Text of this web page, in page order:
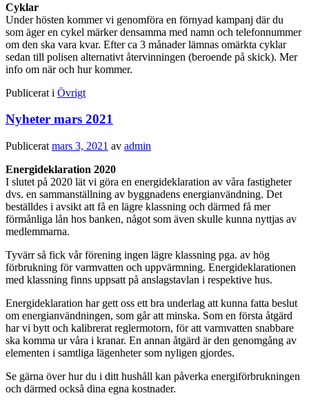
Cyklar
Under hösten kommer vi genomföra en förnyad kampanj där du
som äger en cykel märker densamma med namn och telefonnummer
om den ska vara kvar. Efter ca 3 månader lämnas omärkta cyklar
sedan till polisen alternativt återvinningen (beroende på skick). Mer
info om när och hur kommer.
Publicerat i Övrigt
Nyheter mars 2021
Publicerat mars 3, 2021 av admin
Energideklaration 2020
I slutet på 2020 lät vi göra en energideklaration av våra fastigheter
dvs. en sammanställning av byggnadens energianvändning. Det
beställdes i avsikt att få en lägre klassning och därmed få mer
förmånliga lån hos banken, något som även skulle kunna nyttjas av
medlemmarna.
Tyvärr så fick vår förening ingen lägre klassning pga. av hög
förbrukning för varmvatten och uppvärmning. Energideklarationen
med klassning finns uppsatt på anslagstavlan i respektive hus.
Energideklaration har gett oss ett bra underlag att kunna fatta beslut
om energianvändningen, som går att minska. Som en första åtgärd
har vi bytt och kalibrerat reglermotorn, för att varmvatten snabbare
ska komma ur våra i kranar. En annan åtgärd är den genomgång av
elementen i samtliga lägenheter som nyligen gjordes.
Se gärna över hur du i ditt hushåll kan påverka energiförbrukningen
och därmed också dina egna kostnader.